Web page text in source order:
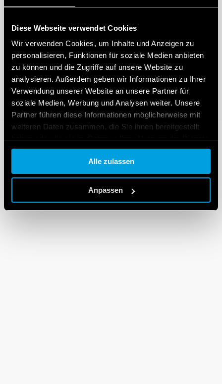
Diese Webseite verwendet Cookies
Wir verwenden Cookies, um Inhalte und Anzeigen zu
personalisieren, Funktionen für soziale Medien anbieten
zu können und die Zugriffe auf unsere Website zu
analysieren. Außerdem geben wir Informationen zu Ihrer
Verwendung unserer Website an unsere Partner für
soziale Medien, Werbung und Analysen weiter. Unsere
Partner führen diese Informationen möglicherweise mit
weiteren Daten zusammen, die Sie ihnen bereitgestellt
gesammelt haben.
Cookie policy.
Alle zulassen
Anpassen